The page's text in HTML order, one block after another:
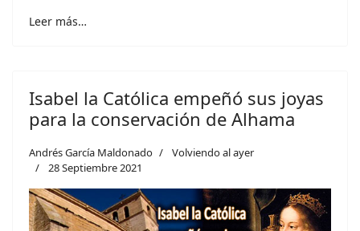
Leer más…
Isabel la Católica empeñó sus joyas
para la conservación de Alhama
Andrés García Maldonado
Volviendo al ayer
28 Septiembre 2021